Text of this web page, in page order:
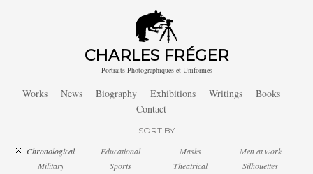
CHARLES FRÉGER
Portraits Photographiques et Uniformes
Works News Biography Exhibitions Writings
Books
Contact
SORT BY
Chronological Educational Masks
Men at work
Military
Sports Theatrical
Silhouettes